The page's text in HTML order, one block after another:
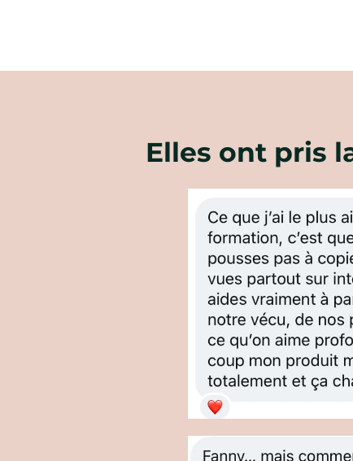
Elles ont pris